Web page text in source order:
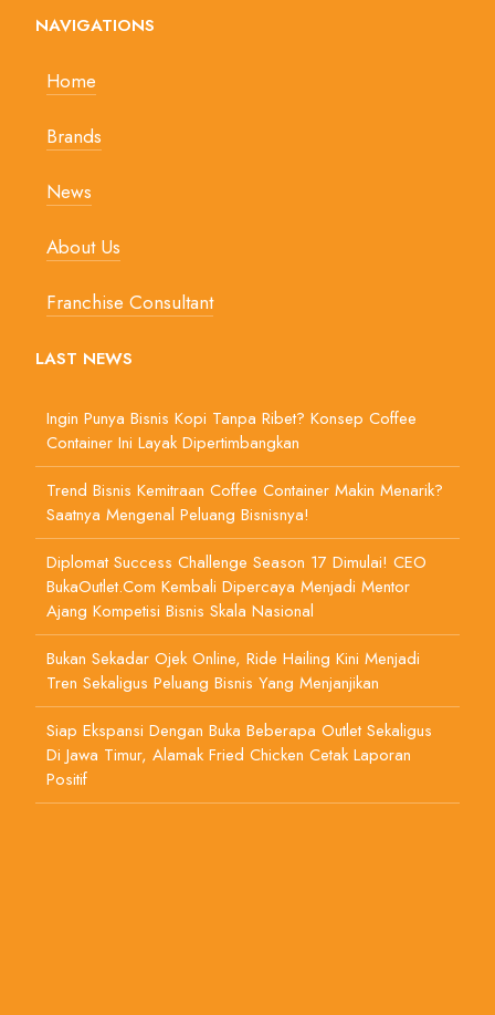
NAVIGATIONS
Home
Brands
News
About Us
Franchise Consultant
LAST NEWS
Ingin Punya Bisnis Kopi Tanpa Ribet? Konsep Coffee
Container Ini Layak Dipertimbangkan
Trend Bisnis Kemitraan Coffee Container Makin Menarik?
Saatnya Mengenal Peluang Bisnisnya!
Diplomat Success Challenge Season 17 Dimulai! CEO
BukaOutlet.com Kembali Dipercaya Menjadi Mentor
Ajang Kompetisi Bisnis Skala Nasional
Bukan Sekadar Ojek Online, Ride Hailing Kini Menjadi
Tren Sekaligus Peluang Bisnis Yang Menjanjikan
Siap Ekspansi Dengan Buka Beberapa Outlet Sekaligus
Di Jawa Timur, Alamak Fried Chicken Cetak Laporan
Positif